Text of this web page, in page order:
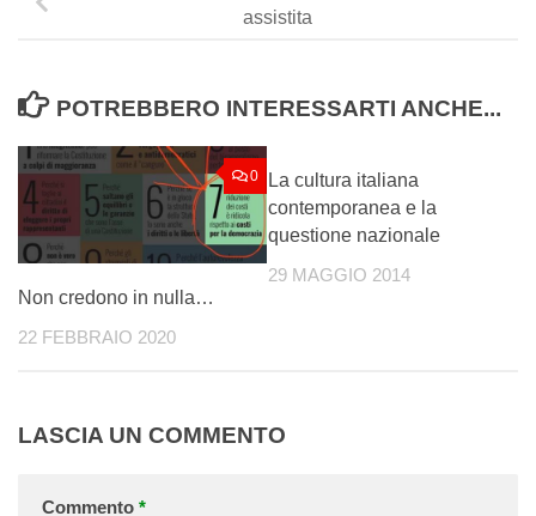
assistita
POTREBBERO INTERESSARTI ANCHE...
0
Non credono in nulla…
22 FEBBRAIO 2020
La cultura italiana
contemporanea e la
questione nazionale
29 MAGGIO 2014
LASCIA UN COMMENTO
Commento *